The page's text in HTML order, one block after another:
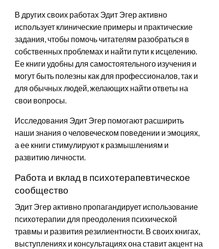
В других своих работах Эдит Эгер активно
использует клинические примеры и практические
задания, чтобы помочь читателям разобраться в
собственных проблемах и найти пути к исцелению.
Ее книги удобны для самостоятельного изучения и
могут быть полезны как для профессионалов, так и
для обычных людей, желающих найти ответы на
свои вопросы.
Исследования Эдит Эгер помогают расширить
наши знания о человеческом поведении и эмоциях,
а ее книги стимулируют к размышлениям и
развитию личности.
Работа и вклад в психотерапевтическое
сообщество
Эдит Эгер активно пропагандирует использование
психотерапии для преодоления психической
травмы и развития резилиентности. В своих книгах,
выступлениях и консультациях она ставит акцент на